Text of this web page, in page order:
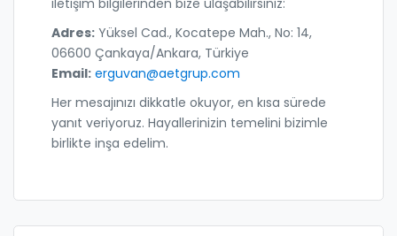
iletişim bilgilerinden bize ulaşabilirsiniz:
Adres: Yüksel Cad., Kocatepe Mah., No: 14,
06600 Çankaya/Ankara, Türkiye
Email: erguvan@aetgrup.com
Her mesajınızı dikkatle okuyor, en kısa sürede
yanıt veriyoruz. Hayallerinizin temelini bizimle
birlikte inşa edelim.